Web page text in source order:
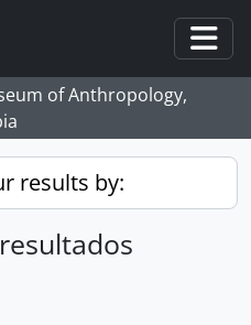
of Anthropology,
results by: